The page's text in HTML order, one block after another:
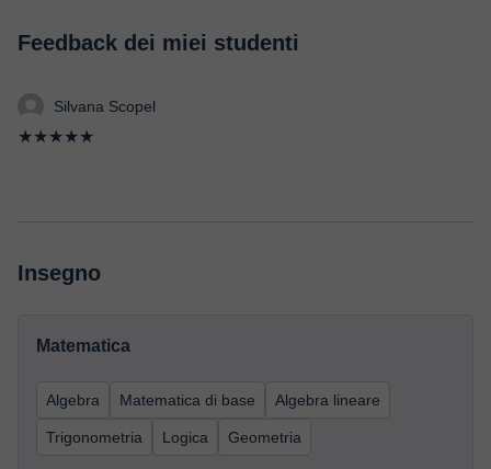
Feedback dei miei studenti
Silvana Scopel
★★★★★
Insegno
Matematica
Algebra Matematica di base Algebra lineare
Trigonometria Logica Geometria